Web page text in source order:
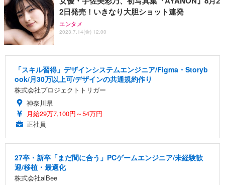
2日発売！いきなり大胆ショット連発
エンタメ
2023.7.14(金) 12:00
「スキル習得」デザインシステムエンジニア/Figma・Storyb
ook/月30万以上可/デザインの共通規約作り
株式会社プロジェクトトリガー
神奈川県
月給29万7,100円～54万円
正社員
27卒・新卒「まだ間に合う」PCゲームエンジニア/未経験歓
迎/移植・最適化
株式会社alBee